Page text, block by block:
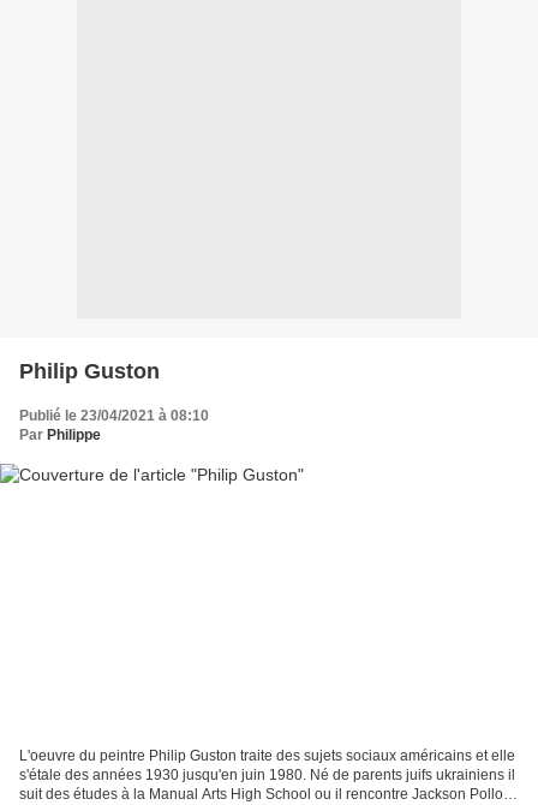
Philip Guston
Publié le 23/04/2021 à 08:10
Par Philippe
L'oeuvre du peintre Philip Guston traite des sujets sociaux américains et elle
s'étale des années 1930 jusqu'en juin 1980. Né de parents juifs ukrainiens il
suit des études à la Manual Arts High School ou il rencontre Jackson Pollock